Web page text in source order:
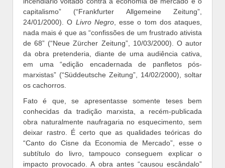
capitalismo” (“Frankfurter Allgemeine Zeitung”,
24/01/2000). O Livro Negro, esse o tom dos ataques,
nada mais é que as “confissões de um frustrado ativista
de 68” (“Neue Zürcher Zeitung”, 10/03/2000). O autor
da obra pretenderia, diante de uma audiência cativa,
em uma “edição encadernada de panfletos pós-
marxistas” (“Süddeutsche Zeitung”, 14/02/2000), soltar
os cachorros.
Fato é que, se apresentasse somente teses bem
conhecidas da tradição marxista, a recém-publicada
obra naturalmente naufragaria no esquecimento, sem
deixar rastro. É certo que as qualidades teóricas do
“Canto do Cisne da Economia de Mercado”, esse o
subtítulo do livro, tampouco conseguem explicar o
impacto provocado. A obra antes “causou escândalo”